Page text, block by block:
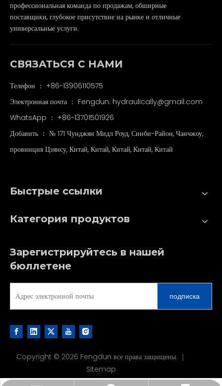
профессиональная команда по продажам, обширные
поставщики, глубокое присутствие на рынке и отличные
универсальные услуги.
СВЯЗАТЬСЯ С НАМИ
Телефон ： +86-13906110575
Электронная почта ： Fengdun. hydraulically@gmail.com
WhatsApp ： +86-13701501926
Добавить ： № 171 Чунджян Мидл Роуд, Синби-Район, Чанчжоу,
провинция Цзянсу, Китай, Китай, Китай, Китай, Китай
Быстрые ссылки
Категория продуктов
Зарегистрируйтесь в нашей
бюллетене
подписка
Copyright © 2026 Fengdun все права защищены. ｜
Sitemap